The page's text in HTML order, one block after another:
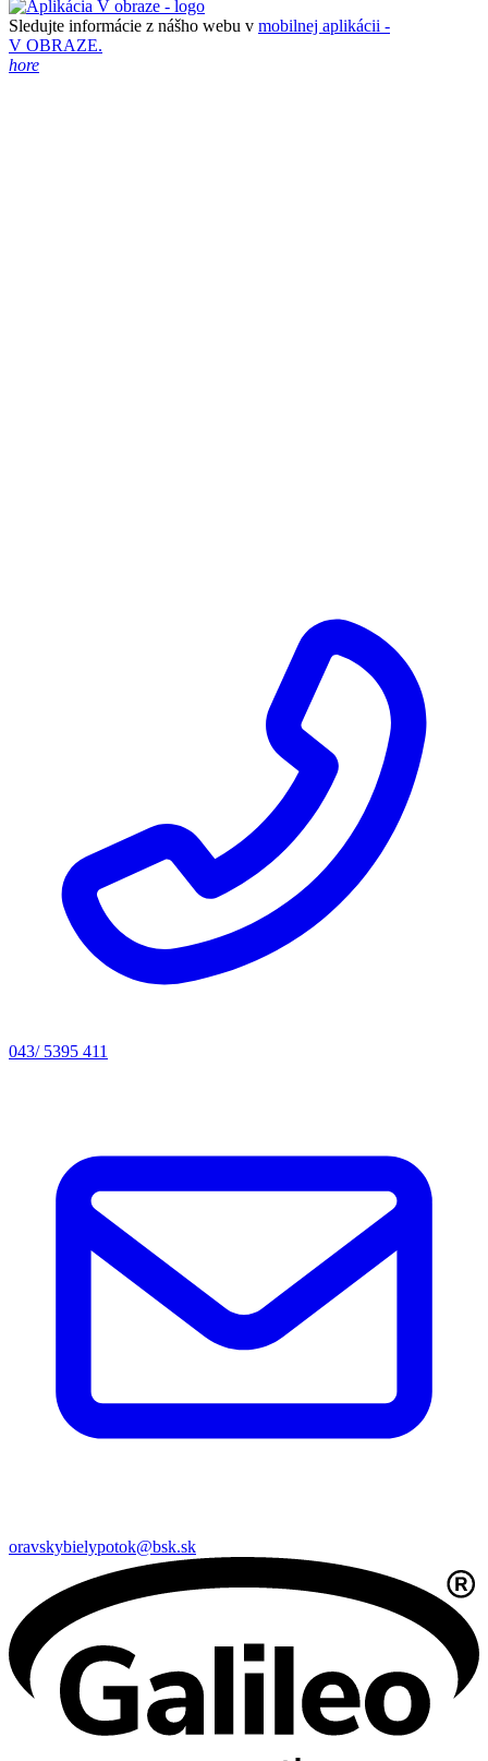
Sledujte informácie z nášho webu v mobilnej aplikácii -
V OBRAZE.
hore
043/ 5395 411
oravskybielypotok@bsk.sk